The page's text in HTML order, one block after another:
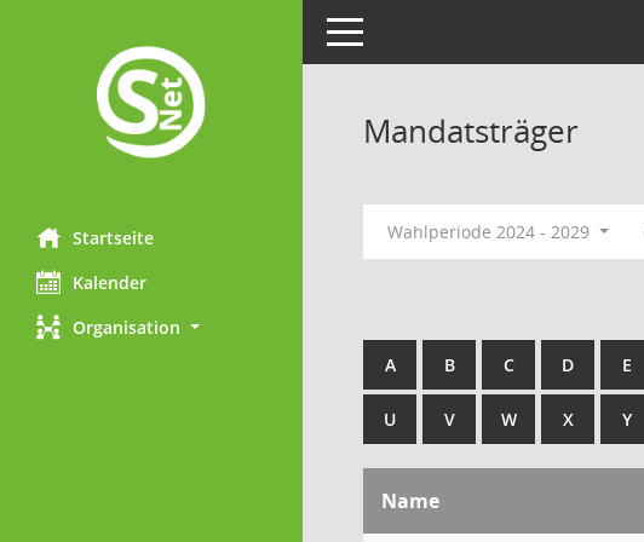
Startseite
Kalender
Organisation
Toggle navigation
Mandatsträger
Wahlperiode 2024 - 2029
A B C D E
U V W X Y
Name